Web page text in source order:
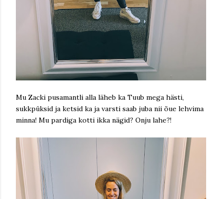
Mu Zacki pusamantli alla läheb ka Tuub mega hästi,
sukkpüksid ja ketsid ka ja varsti saab juba nii õue lehvima
minna! Mu pardiga kotti ikka nägid? Onju lahe?!